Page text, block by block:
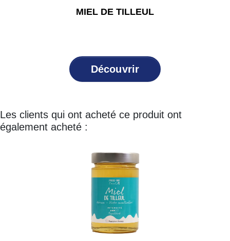
MIEL DE TILLEUL
Découvrir
Les clients qui ont acheté ce produit ont
également acheté :